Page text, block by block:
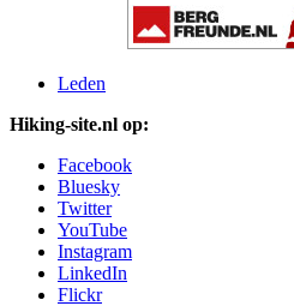
Leden
Hiking-site.nl op:
Facebook
Bluesky
Twitter
YouTube
Instagram
LinkedIn
Flickr